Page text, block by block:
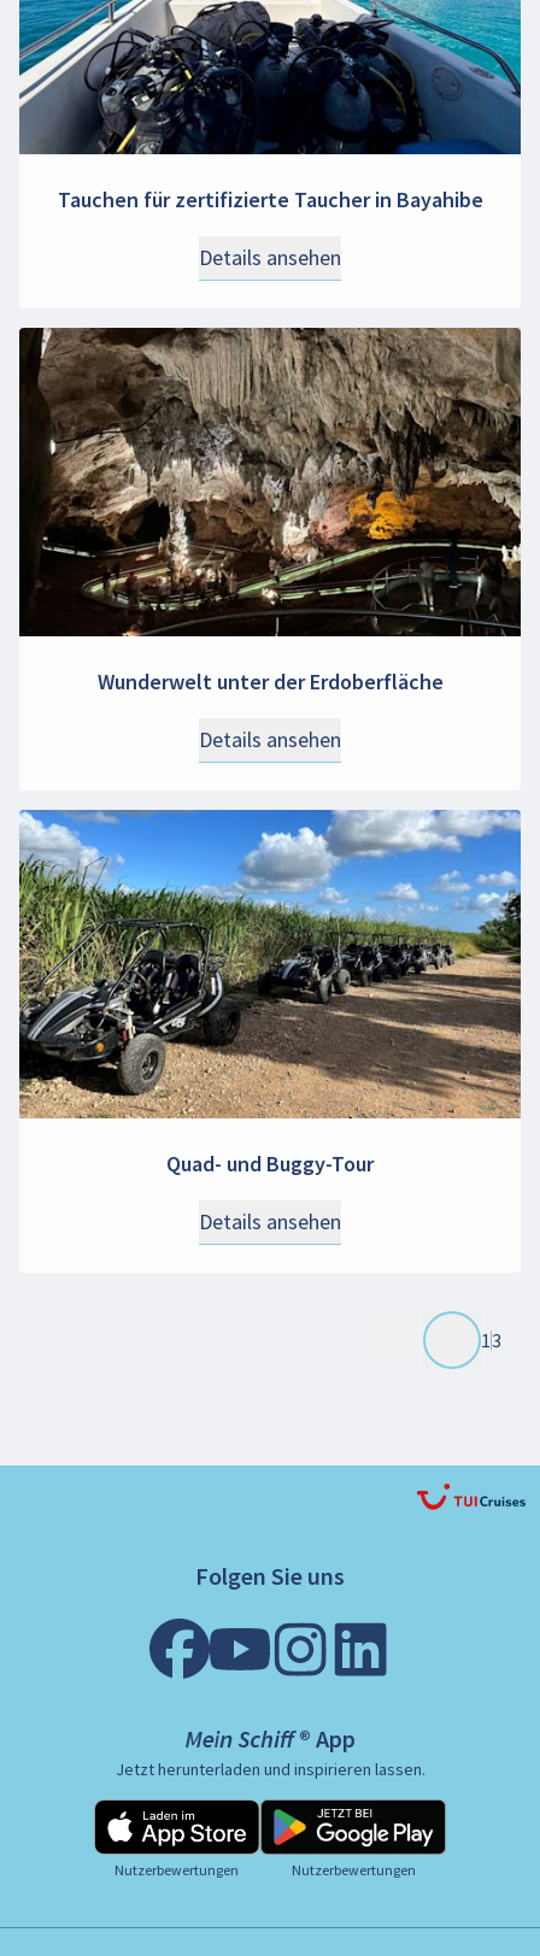
Tauchen für zertifizierte Taucher in Bayahibe
Details ansehen
Wunderwelt unter der Erdoberfläche
Details ansehen
Quad- und Buggy-Tour
Details ansehen
13
Folgen Sie uns
Mein Schiff ® App
Jetzt herunterladen und inspirieren lassen.
Nutzerbewertungen Nutzerbewertungen